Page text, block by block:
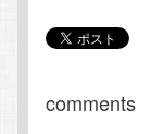
comments